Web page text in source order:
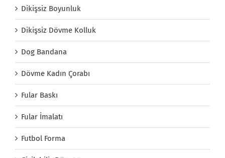
Dikişsiz Boyunluk
Dikişsiz Dövme Kolluk
Dog Bandana
Dövme Kadın Çorabı
Fular Baskı
Fular İmalatı
Futbol Forma